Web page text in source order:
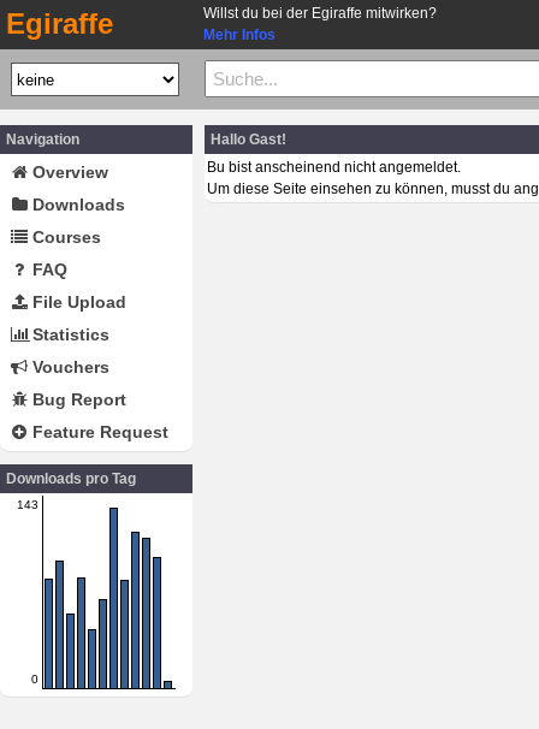
Egiraffe
Willst du bei der Egiraffe mitwirken?
Mehr Infos
Navigation
Overview
Downloads
Courses
FAQ
File Upload
Statistics
Vouchers
Bug Report
Feature Request
Downloads pro Tag
143
0
Hallo Gast!
Bu bist anscheinend nicht angemeldet.
Um diese Seite einsehen zu können, musst du